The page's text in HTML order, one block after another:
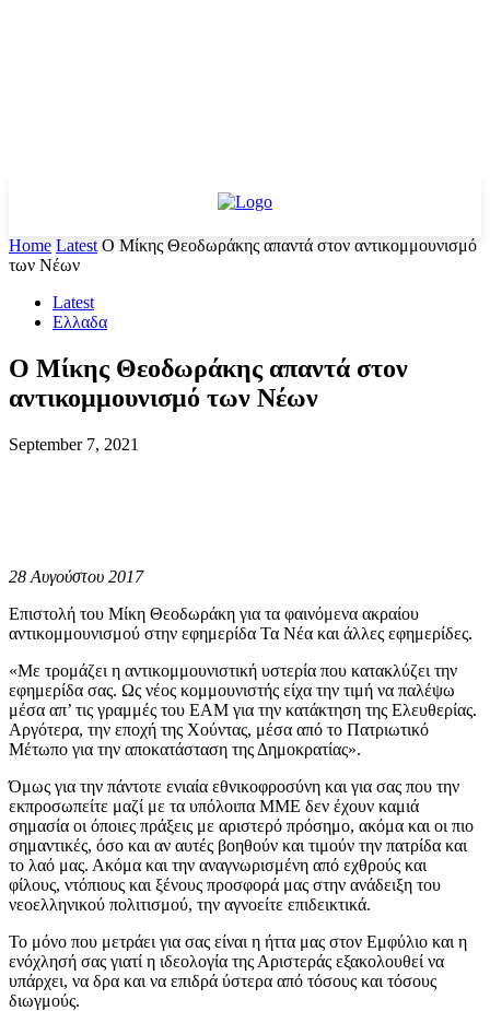
Home Latest Ο Μίκης Θεοδωράκης απαντά στον αντικομμουνισμό
των Νέων
Latest
Ελλαδα
Ο Μίκης Θεοδωράκης απαντά στον
αντικομμουνισμό των Νέων
September 7, 2021
28 Αυγούστου 2017
Επιστολή του Μίκη Θεοδωράκη για τα φαινόμενα ακραίου
αντικομμουνισμού στην εφημερίδα Τα Νέα και άλλες εφημερίδες.
«Με τρομάζει η αντικομμουνιστική υστερία που κατακλύζει την
εφημερίδα σας. Ως νέος κομμουνιστής είχα την τιμή να παλέψω
μέσα απ’ τις γραμμές του ΕΑΜ για την κατάκτηση της Ελευθερίας.
Αργότερα, την εποχή της Χούντας, μέσα από το Πατριωτικό
Μέτωπο για την αποκατάσταση της Δημοκρατίας».
Όμως για την πάντοτε ενιαία εθνικοφροσύνη και για σας που την
εκπροσωπείτε μαζί με τα υπόλοιπα ΜΜΕ δεν έχουν καμιά
σημασία οι όποιες πράξεις με αριστερό πρόσημο, ακόμα και οι πιο
σημαντικές, όσο και αν αυτές βοηθούν και τιμούν την πατρίδα και
το λαό μας. Ακόμα και την αναγνωρισμένη από εχθρούς και
φίλους, ντόπιους και ξένους προσφορά μας στην ανάδειξη του
νεοελληνικού πολιτισμού, την αγνοείτε επιδεικτικά.
Το μόνο που μετράει για σας είναι η ήττα μας στον Εμφύλιο και η
ενόχλησή σας γιατί η ιδεολογία της Αριστεράς εξακολουθεί να
υπάρχει, να δρα και να επιδρά ύστερα από τόσους και τόσους
διωγμούς.